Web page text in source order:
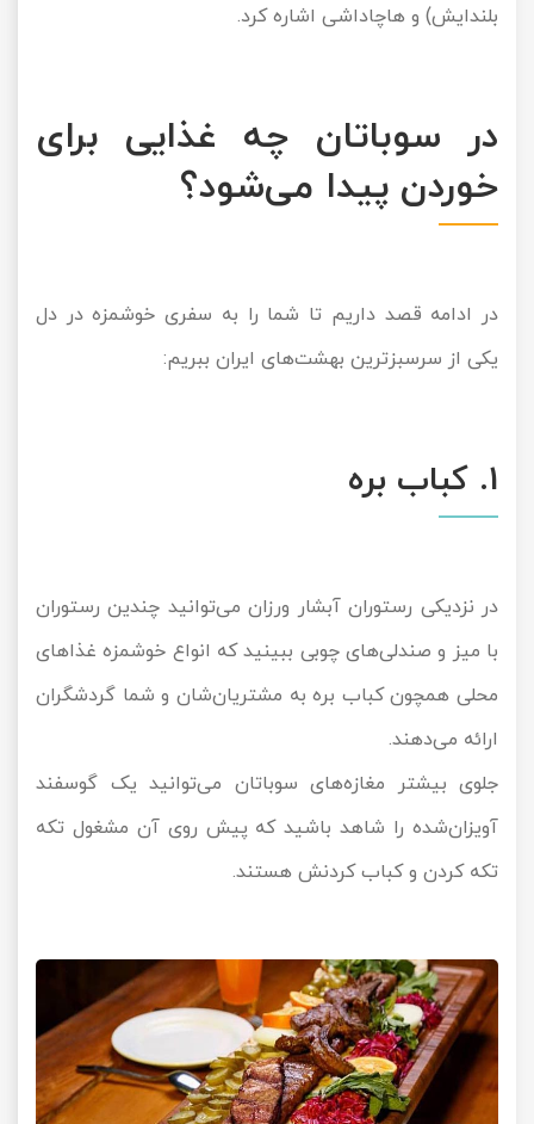
بلندایش) و هاچاداشی اشاره کرد.
در سوباتان چه غذایی برای
خوردن پیدا می‌شود؟
در ادامه قصد داریم تا شما را به سفری خوشمزه در دل
یکی از سرسبزترین بهشت‌های ایران ببریم:
1. کباب بره
در نزدیکی رستوران آبشار ورزان می‌توانید چندین رستوران
با میز و صندلی‌های چوبی ببینید که انواع خوشمزه غذاهای
محلی همچون کباب بره به مشتریان‌شان و شما گردشگران
ارائه می‌دهند.
جلوی بیشتر مغازه‌های سوباتان می‌توانید یک گوسفند
آویزان‌شده را شاهد باشید که پیش روی آن مشغول تکه
تکه کردن و کباب کردنش هستند.